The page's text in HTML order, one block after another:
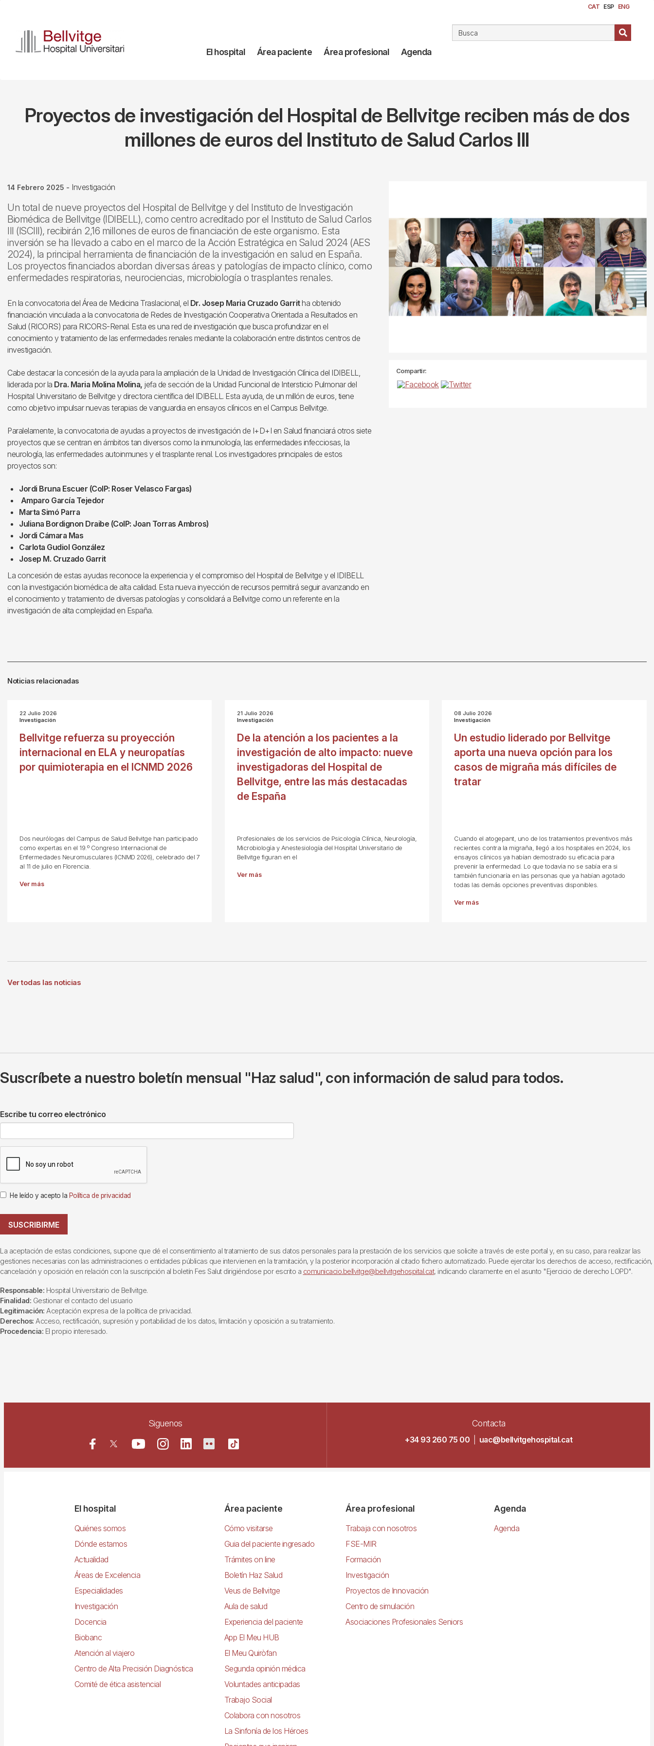
contenido
principal
CAT ESP ENG
Navegación
El hospital Área paciente Área profesional Agenda
Proyectos de investigación del Hospital de Bellvitge reciben más de dos
millones de euros del Instituto de Salud Carlos III
14 Febrero 2025 - Investigación
Un total de nueve proyectos del Hospital de Bellvitge y del Instituto de Investigación
Biomédica de Bellvitge (IDIBELL), como centro acreditado por el Instituto de Salud Carlos
III (ISCIII), recibirán 2,16 millones de euros de financiación de este organismo. Esta
inversión se ha llevado a cabo en el marco de la Acción Estratégica en Salud 2024 (AES
2024), la principal herramienta de financiación de la investigación en salud en España.
Los proyectos financiados abordan diversas áreas y patologías de impacto clínico, como
enfermedades respiratorias, neurociencias, microbiología o trasplantes renales.
En la convocatoria del Área de Medicina Traslacional, el Dr. Josep Maria Cruzado Garritha obtenido
financiación vinculada a la convocatoria de Redes de Investigación Cooperativa Orientada a Resultados en
Salud (RICORS) para RICORS-Renal. Esta es una red de investigación que busca profundizar en el
conocimiento y tratamiento de las enfermedades renales mediante la colaboración entre distintos centros de
investigación.
Cabe destacar la concesión de la ayuda para la ampliación de la Unidad de Investigación Clínica del IDIBELL,
liderada por la Dra. Maria Molina Molina, jefa de sección de la Unidad Funcional de Intersticio Pulmonar del
Hospital Universitario de Bellvitge y directora científica del IDIBELL. Esta ayuda, de un millón de euros, tiene
como objetivo impulsar nuevas terapias de vanguardia en ensayos clínicos en el Campus Bellvitge.
Paralelamente, la convocatoria de ayudas a proyectos de investigación de I+D+I en Salud financiará otros siete
proyectos que se centran en ámbitos tan diversos como la inmunología, las enfermedades infecciosas, la
neurología, las enfermedades autoinmunes y el trasplante renal. Los investigadores principales de estos
proyectos son:
Jordi Bruna Escuer (CoIP: Roser Velasco Fargas)
Amparo García Tejedor
Marta Simó Parra
Juliana Bordignon Draibe (CoIP: Joan Torras Ambros)
Jordi Cámara Mas
Carlota Gudiol González
Josep M. Cruzado Garrit
La concesión de estas ayudas reconoce la experiencia y el compromiso del Hospital de Bellvitge y el IDIBELL
con la investigación biomédica de alta calidad. Esta nueva inyección de recursos permitirá seguir avanzando en
el conocimiento y tratamiento de diversas patologías y consolidará a Bellvitge como un referente en la
investigación de alta complejidad en España.
Compartir:
Noticias relacionadas
22 Julio 2026
Investigación
Bellvitge refuerza su proyección
internacional en ELA y neuropatías
por quimioterapia en el ICNMD 2026
Dos neurólogas del Campus de Salud Bellvitge han participado
como expertas en el 19.º Congreso Internacional de
Enfermedades Neuromusculares (ICNMD 2026), celebrado del 7
al 11 de julio en Florencia.
Ver más
21 Julio 2026
Investigación
De la atención a los pacientes a la
investigación de alto impacto: nueve
investigadoras del Hospital de
Bellvitge, entre las más destacadas
de España
Profesionales de los servicios de Psicología Clínica, Neurología,
Microbiología y Anestesiología del Hospital Universitario de
Bellvitge figuran en el
Ver más
08 Julio 2026
Investigación
Un estudio liderado por Bellvitge
aporta una nueva opción para los
casos de migraña más difíciles de
tratar
Cuando el atogepant, uno de los tratamientos preventivos más
recientes contra la migraña, llegó a los hospitales en 2024, los
ensayos clínicos ya habían demostrado su eficacia para
prevenir la enfermedad. Lo que todavía no se sabía era si
también funcionaría en las personas que ya habían agotado
todas las demás opciones preventivas disponibles.
Ver más
Ver todas las noticias
Suscríbete a nuestro boletín mensual "Haz salud", con información de salud para todos.
Escribe tu correo electrónico
He leído y acepto la Política de privacidad
SUSCRIBIRME
La aceptación de estas condiciones, supone que dé el consentimiento al tratamiento de sus datos personales para la prestación de los servicios que solicite a través de este portal y, en su caso, para realizar las
gestiones necesarias con las administraciones o entidades públicas que intervienen en la tramitación, y la posterior incorporación al citado fichero automatizado. Puede ejercitar los derechos de acceso, rectificación,
cancelación y oposición en relación con la suscripción al boletín Fes Salut dirigiéndose por escrito a comunicacio.bellvitge@bellvitgehospital.cat, indicando claramente en el asunto "Ejercicio de derecho LOPD".
Responsable: Hospital Universitario de Bellvitge.
Finalidad: Gestionar el contacto del usuario
Legitimación: Aceptación expresa de la política de privacidad.
Derechos: Acceso, rectificación, supresión y portabilidad de los datos, limitación y oposición a su tratamiento.
Procedencia: El propio interesado.
Siguenos Contacta
+34 93 260 75 00 uac@bellvitgehospital.cat
NavegacióEl hospital
Quiénes somos
Dónde estamos
Actualidad
Áreas de Excelencia
Especialidades
Investigación
Docencia
Biobanc
Atención al viajero
Centro de Alta Precisión Diagnóstica
Comité de ética asistencial
Área paciente
Cómo visitarse
Guia del paciente ingresado
Trámites on line
Boletín Haz Salud
Veus de Bellvitge
Aula de salud
Experiencia del paciente
App El Meu HUB
El Meu Quiròfan
Segunda opinión médica
Voluntades anticipadas
Trabajo Social
Colabora con nosotros
La Sinfonía de los Héroes
Área profesional
Trabaja con nosotros
FSE-MIR
Formación
Investigación
Proyectos de Innovación
Centro de simulación
Asociaciones Profesionales Seniors
Agenda
Agenda